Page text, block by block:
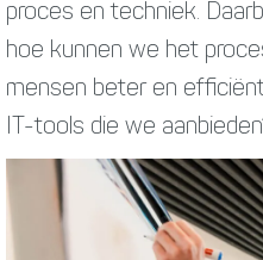
proces en techniek.
hoe kunnen we het
mensen beter en
IT-tools die we